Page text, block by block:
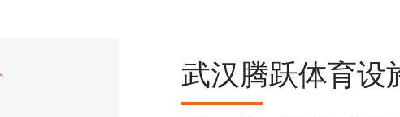
武汉腾跃体育设